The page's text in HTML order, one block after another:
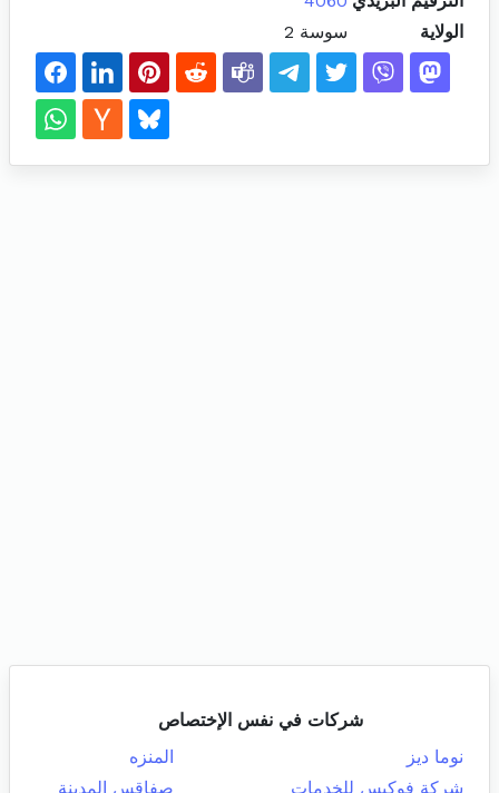
الولاية
سوسة 2
شركات في نفس الإختصاص
نوما ديز
المنزه
شركة فوكيس للخدمات
صفاقس المدينة